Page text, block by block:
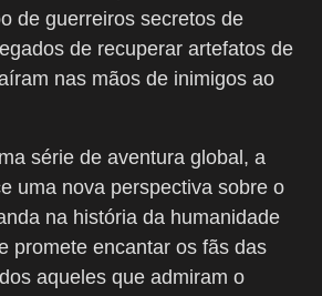
de guerreiros secretos de
de recuperar artefatos de
nas mãos de inimigos ao
série de aventura global, a
uma nova perspectiva sobre o
na história da humanidade
promete encantar os fãs das
aqueles que admiram o